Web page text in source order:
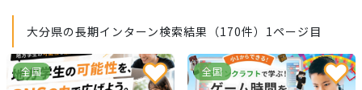
大分県の長期インターン検索結果（170件）1ページ目
全国 全国